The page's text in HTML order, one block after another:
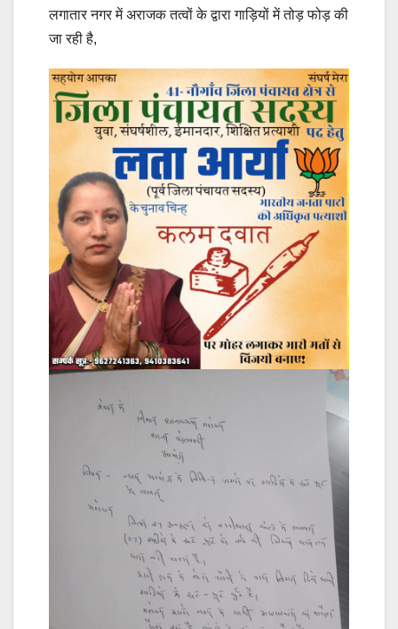
लगातार नगर में अराजक तत्वों के द्वारा गाड़ियों में तोड़ फोड़ की
जा रही है,